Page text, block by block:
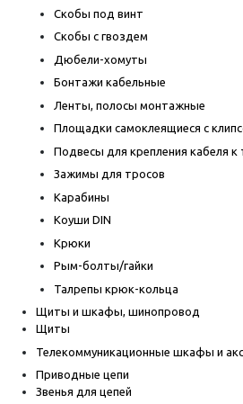
Скобы под винт
Скобы с гвоздем
Дюбели-хомуты
Бонтажи кабельные
Ленты, полосы монтажные
Площадки самоклеящиеся с
Подвесы для крепления кабеля к
Зажимы для тросов
Карабины
Коуши DIN
Крюки
Рым-болты/гайки
Талрепы крюк-кольца
Щиты и шкафы, шинопровод
Щиты
Телекоммуникационные шкафы и
Приводные цепи
Звенья для цепей